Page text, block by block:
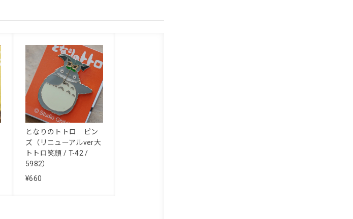
となりのトトロ ピン
ズ（リニューアルver大
トトロ笑顔 / T-42 /
5982）
¥660